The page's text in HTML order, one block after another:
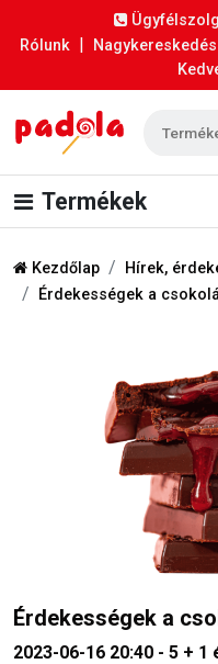
Rólunk | Nagykereskedés
Termékek
Kezdőlap
Hírek,
Érdekességek a
Érdekességek a
2023-06-16 20:40 - 5 +